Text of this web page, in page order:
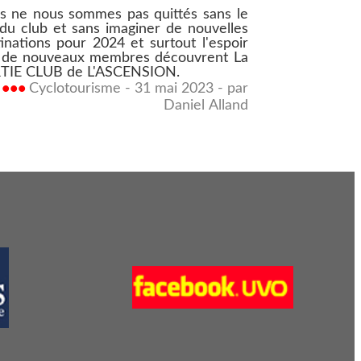
ne nous sommes pas quittés sans le
club et sans imaginer de nouvelles
pour 2024 et surtout l'espoir
nouveaux membres découvrent La
CLUB de L'ASCENSION.
••• Cyclotourisme - 31 mai 2023 - par
Daniel Alland